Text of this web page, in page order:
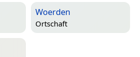
Woerden
Ortschaft